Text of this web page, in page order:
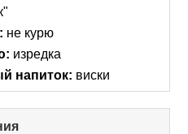
не курю
изредка
напиток: виски